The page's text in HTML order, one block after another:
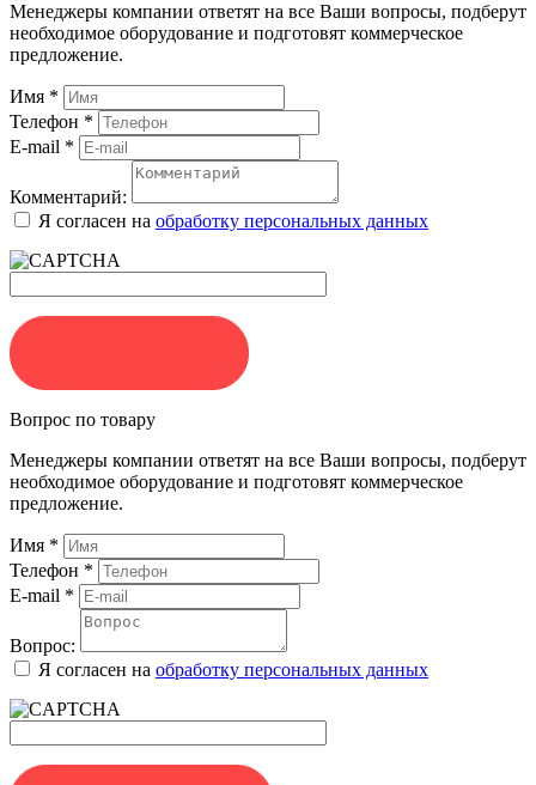
Менеджеры компании ответят на все Ваши вопросы, подберут
необходимое оборудование и подготовят коммерческое
предложение.
Имя *
Телефон *
E-mail *
Комментарий:
Я согласен на обработку персональных данных
Вопрос по товару
Менеджеры компании ответят на все Ваши вопросы, подберут
необходимое оборудование и подготовят коммерческое
предложение.
Имя *
Телефон *
E-mail *
Вопрос:
Я согласен на обработку персональных данных